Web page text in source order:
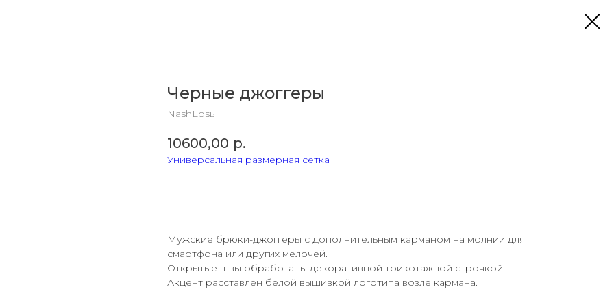
Черные джоггеры
NashLosь
10600,00 р.
Универсальная размерная сетка
Мужские брюки-джоггеры с дополнительным карманом на молнии для
смартфона или других мелочей.
Открытые швы обработаны декоративной трикотажной строчкой.
Акцент расставлен белой вышивкой логотипа возле кармана.